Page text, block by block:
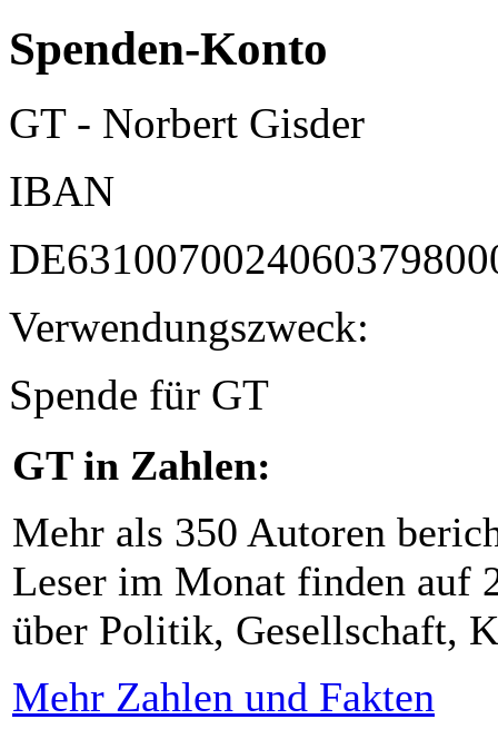
Spenden-Konto
GT - Norbert Gisder
IBAN
Verwendungszweck:
Spende für GT
GT in Zahlen:
Mehr als 350 Autoren
Leser im Monat finden auf
über Politik, Gesellschaft,
Mehr Zahlen und Fakten